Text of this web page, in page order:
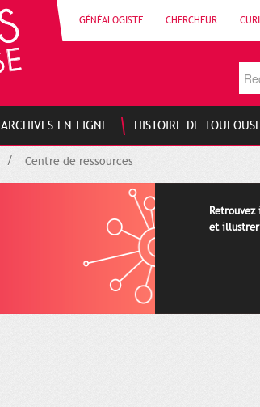
GÉNÉALOGISTE CHERCHEUR
ARCHIVES EN LIGNE HISTOIRE DE
Centre de ressources
et illustrer